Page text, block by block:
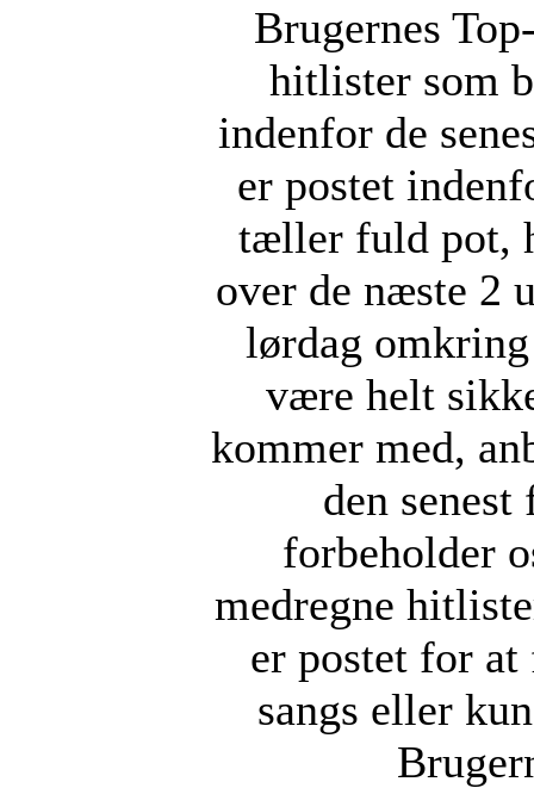
Brugernes
hitlister som
indenfor de
er postet
tæller fuld pot,
over de næste 2
lørdag
være helt
kommer med,
den
forbeholder
medregne
er postet for at
sangs eller